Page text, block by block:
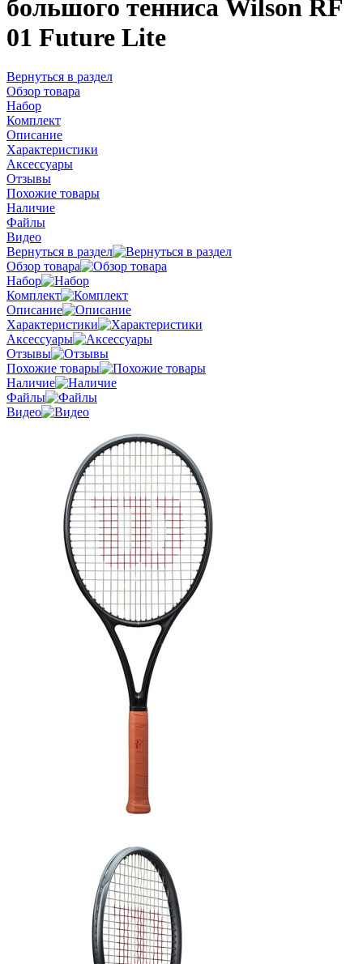
большого тенниса Wilson RF
01 Future Lite
Вернуться в раздел
Обзор товара
Набор
Комплект
Описание
Характеристики
Аксессуары
Отзывы
Похожие товары
Наличие
Файлы
Видео
Вернуться в раздел
Обзор товара
Набор
Комплект
Описание
Характеристики
Аксессуары
Отзывы
Похожие товары
Наличие
Файлы
Видео